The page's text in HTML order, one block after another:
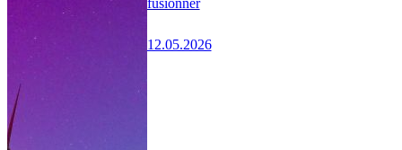
fusionner
12.05.2026